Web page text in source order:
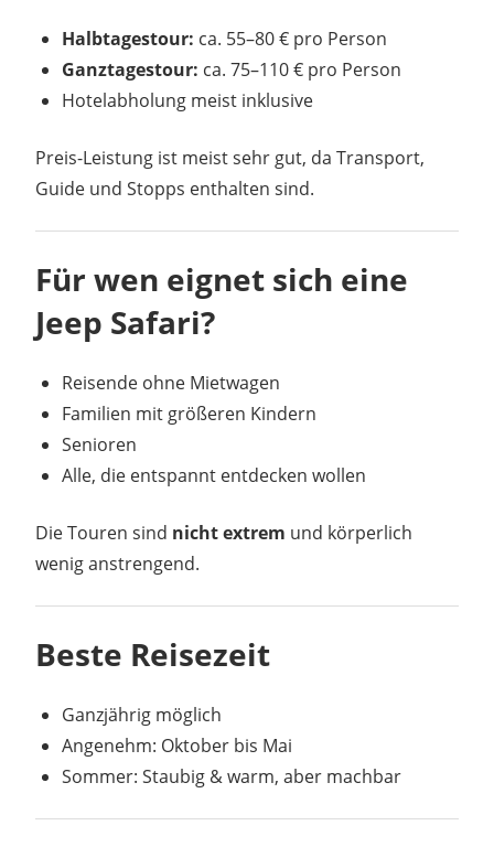
Halbtagestour: ca. 55–80 € pro Person
Ganztagestour: ca. 75–110 € pro Person
Hotelabholung meist inklusive
Preis-Leistung ist meist sehr gut, da Transport,
Guide und Stopps enthalten sind.
Für wen eignet sich eine
Jeep Safari?
Reisende ohne Mietwagen
Familien mit größeren Kindern
Senioren
Alle, die entspannt entdecken wollen
Die Touren sind nicht extrem und körperlich
wenig anstrengend.
Beste Reisezeit
Ganzjährig möglich
Angenehm: Oktober bis Mai
Sommer: Staubig & warm, aber machbar